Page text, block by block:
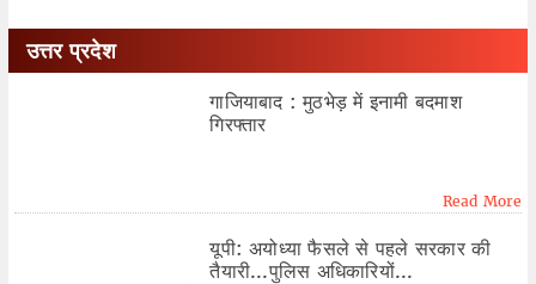
उत्तर प्रदेश
गाजियाबाद : मुठभेड़ में इनामी बदमाश
गिरफ्तार
Read More
यूपी: अयोध्या फैसले से पहले सरकार की
तैयारी...पुलिस अधिकारियों...